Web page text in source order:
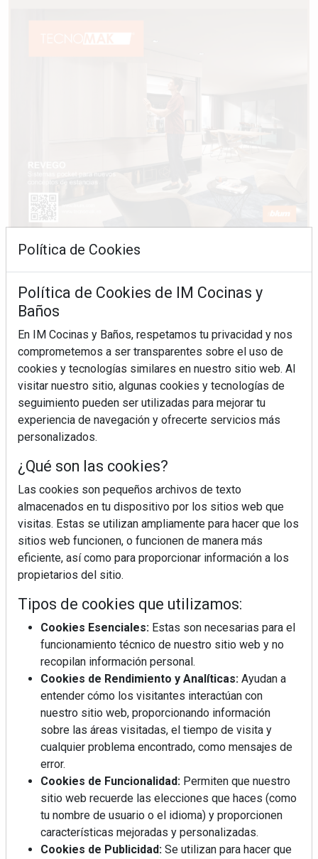
La industrialización, descarbonización y el Plan
BIM España, a debate en REBUILD
MÁS LEÍDOS
La cocina resiste, el mercado duda
MHK Ibérica potencia el crecimiento
de sus asociados con la
marca musterhaus küchen
Diseño, orden y sostenibilidad marcan
¿Por qué la cocina ha destronado al
salón como el espacio favorito de la
casa?
Política de Cookies
Política de Cookies de IM Cocinas y
Baños
En IM Cocinas y Baños, respetamos tu privacidad y nos
comprometemos a ser transparentes sobre el uso de
cookies y tecnologías similares en nuestro sitio web. Al
visitar nuestro sitio, algunas cookies y tecnologías de
seguimiento pueden ser utilizadas para mejorar tu
experiencia de navegación y ofrecerte servicios más
personalizados.
¿Qué son las cookies?
Las cookies son pequeños archivos de texto
almacenados en tu dispositivo por los sitios web que
visitas. Estas se utilizan ampliamente para hacer que los
sitios web funcionen, o funcionen de manera más
eficiente, así como para proporcionar información a los
propietarios del sitio.
Tipos de cookies que utilizamos:
Cookies Esenciales: Estas son necesarias para el
funcionamiento técnico de nuestro sitio web y no
recopilan información personal.
Cookies de Rendimiento y Analíticas: Ayudan a
entender cómo los visitantes interactúan con
nuestro sitio web, proporcionando información
sobre las áreas visitadas, el tiempo de visita y
cualquier problema encontrado, como mensajes de
error.
Cookies de Funcionalidad: Permiten que nuestro
sitio web recuerde las elecciones que haces (como
tu nombre de usuario o el idioma) y proporcionen
características mejoradas y personalizadas.
Cookies de Publicidad: Se utilizan para hacer que